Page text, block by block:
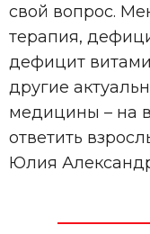
свой вопрос.
терапия,
дефицит
другие
медицины – на
ответить
Юлия